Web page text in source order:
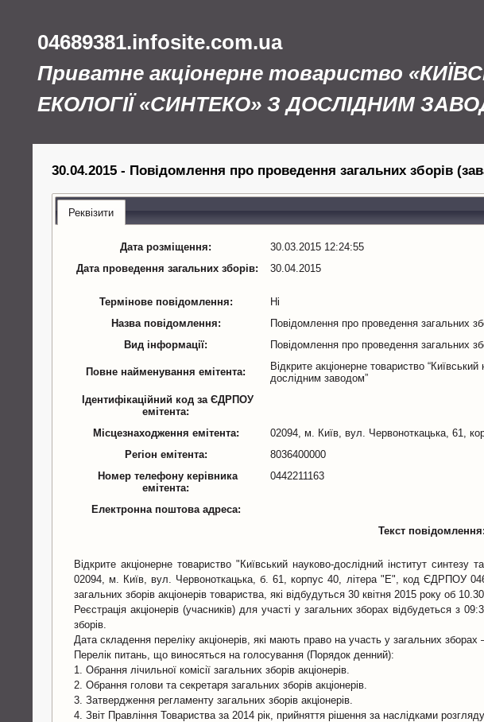
04689381.infosite.com.ua
Приватне акціонерне товариство
ЕКОЛОГІЇ «СИНТЕКО» З ДОСЛІДНИМ
30.04.2015 - Повідомлення про проведення загальних зборів
Реквізити
Дата розміщення:
30.03.2015 12:24:55
Дата проведення загальних зборів:
30.04.2015
Термінове повідомлення:
Ні
Назва повідомлення:
Повідомлення про проведення загальних
Вид інформації:
Повідомлення про проведення загальних
Повне найменування емітента:
Відкрите акціонерне товариство
дослідним заводом”
Ідентифікаційний код за ЄДРПОУ
емітента:
Місцезнаходження емітента:
02094, м. Київ, вул. Червоноткацька, 61,
Регіон емітента:
8036400000
Номер телефону керівника
емітента:
0442211163
Електронна поштова адреса:
Текст повідомлення:
Відкрите акціонерне товариство "Київський науково-дослідний інститут
02094, м. Київ, вул. Червоноткацька, б. 61, корпус 40, літера "Е", код ЄДРПОУ
загальних зборів акціонерів товариства, які відбудуться 30 квітня 2015 року об
Реєстрація акціонерів (учасників) для участі у загальних зборах відбудеться з
зборів.
Дата складення переліку акціонерів, які мають право на участь у загальних зборах
Перелік питань, що виносяться на голосування (Порядок денний):
1. Обрання лічильної комісії загальних зборів акціонерів.
2. Обрання голови та секретаря загальних зборів акціонерів.
3. Затвердження регламенту загальних зборів акціонерів.
4. Звіт Правління Товариства за 2014 рік, прийняття рішення за наслідками розгляду